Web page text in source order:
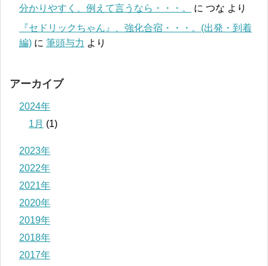
分かりやすく、例えて言うなら・・・。
に つな より
『セドリックちゃん』、強化合宿・・・。(出発・到着
編) に 筆頭与力 より
アーカイブ
2024年
1月 (1)
2023年
2022年
2021年
2020年
2019年
2018年
2017年